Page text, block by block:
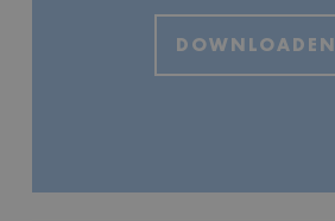
DOWNLOADEN